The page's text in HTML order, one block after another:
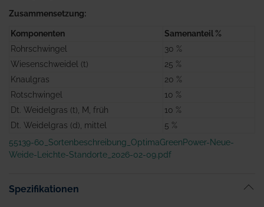
Zusammensetzung:
Komponenten
Samenanteil %
Rohrschwingel
30 %
Wiesenschweidel (t)
25 %
Knaulgras
20 %
Rotschwingel
10 %
Dt. Weidelgras (t), M, früh
10 %
Dt. Weidelgras (d), mittel
5 %
55139-60_Sortenbeschreibung_OptimaGreenPower-Neue-
Weide-Leichte-Standorte_2026-02-09.pdf
Spezifikationen